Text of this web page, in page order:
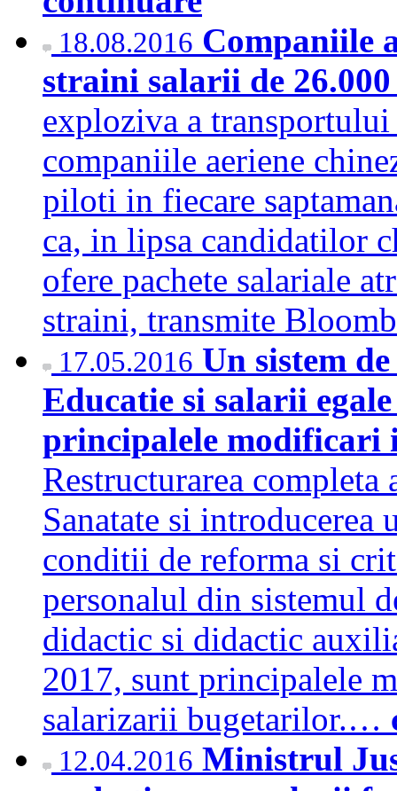
18.08.2016 Companiile
straini salarii de
exploziva a
companiile aeriene
piloti in fiecare
ca, in lipsa candidatilor
ofere pachete salariale
straini, transmite
17.05.2016 Un sistem
Educatie si salarii
principalele modificari
Restructurarea
Sanatate si introducerea
conditii de reforma si
personalul din sistemul
didactic si didactic
2017, sunt principalele
salarizarii bugetarilor.…
12.04.2016 Ministrul